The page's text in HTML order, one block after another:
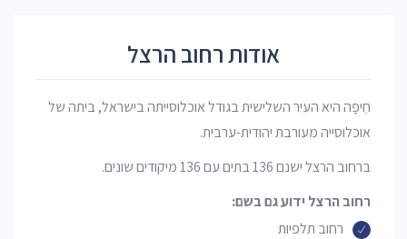
אודות רחוב הרצל
חֵיפָה היא העיר השלישית בגודל אוכלוסייתה בישראל, ביתה של
אוכלוסייה מעורבת יהודית-ערבית.
ברחוב הרצל ישנם 136 בתים עם 136 מיקודים שונים.
רחוב הרצל ידוע גם בשם:
רחוב תלפיות